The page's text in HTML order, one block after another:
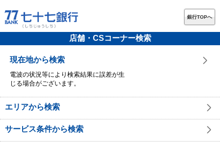
銀行TOPへ
店舗・CSコーナー検索
現在地から検索
電波の状況等により検索結果に誤差が生
じる場合がございます。
エリアから検索
サービス条件から検索